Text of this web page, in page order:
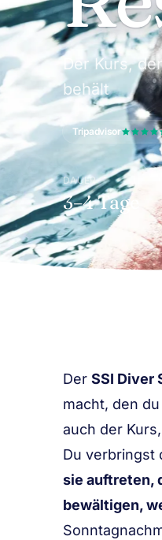
Der Kurs,
behält
Tripadvisor
DAUER
3–4 Tage
Der SSI Diver
macht, den
auch der
Du verbringst
sie auftreten,
bewältigen,